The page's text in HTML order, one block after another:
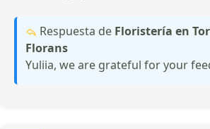
Respuesta de Floristería en
Florans
Yuliia, we are grateful for your